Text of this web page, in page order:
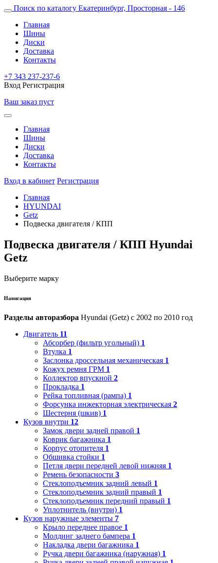
Поиск по каталогу Екатеринбург, Просторная - 146
Главная
Шины
Диски
Доставка
Контакты
+7 343 237-237-6
Вход Регистрация
Ваш заказ пуст
Главная
Шины
Диски
Доставка
Контакты
Вход в кабинет Регистрация
Главная
HYUNDAI
Getz
Подвеска двигателя / КПП
Подвеска двигателя / КПП Hyundai
Getz
Выберите марку
Навигация
Разделы авторазбора Hyundai (Getz) с 2002 по 2010 год
Двигатель 11
Абсорбер (фильтр угольный) 1
Втулка 1
Заслонка дроссельная механическая 1
Кожух ремня ГРМ 1
Коллектор впускной 2
Прокладка 1
Рейка топливная (рампа) 1
Форсунка инжекторная электрическая 2
Шестерня (шкив) 1
Кузов внутри 12
Замок двери задней правой 1
Коврик багажника 1
Корпус отопителя 1
Обшивка стойки 1
Петля двери передней левой нижняя 1
Ремень безопасности 3
Стеклоподъемник задний левый 1
Стеклоподъемник задний правый 1
Стеклоподъемник передний правый 1
Уплотнитель (внутри) 1
Кузов наружные элементы 7
Крыло переднее правое 1
Молдинг заднего бампера 1
Накладка двери багажника 1
Ручка двери багажника (наружная) 1